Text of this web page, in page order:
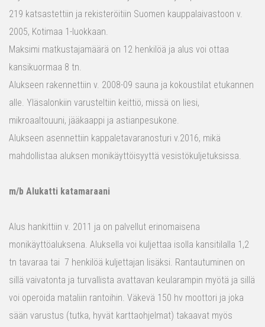
219 katsastettiin ja rekisteröitiin Suomen kauppalaivastoon v.
2005, Kotimaa 1-luokkaan.
Maksimi matkustajamäärä on 12 henkilöä ja alus voi ottaa
kansikuormaa 8 tn.
Alukseen rakennettiin v. 2008-09 sauna ja kokoustilat etukannen
alle. Yläsalonkiin varusteltiin keittiö, missä on liesi,
mikroaaltouuni, jääkaappi ja astianpesukone.
Alukseen asennettiin kappaletavaranosturi v.2016, mikä
mahdollistaa aluksen monikäyttöisyyttä vesistökuljetuksissa.
m/b Alukatti katamaraani
Alus hankittiin v. 2011 ja on palvellut erinomaisena
monikäyttöaluksena. Aluksella voi kuljettaa isolla kansitilalla 1,2
tn tavaraa tai 7 henkilöä kuljettajan lisäksi. Rantautuminen on
sillä vaivatonta ja turvallista avattavan keularampin myötä ja sillä
voi operoida mataliin rantoihin. Väkevä 150 hv moottori ja joka
sään varustus (tutka, hyvät karttaohjelmat) takaavat myös